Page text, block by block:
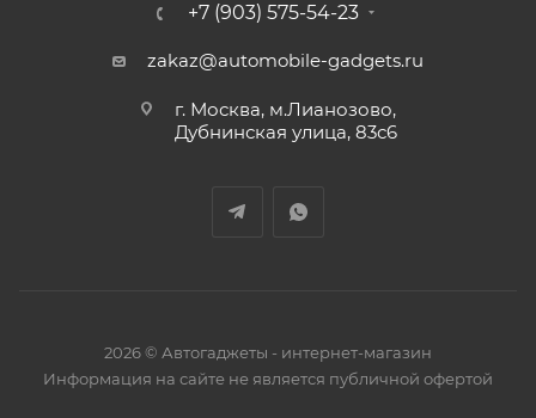
+7 (903) 575-54-23
zakaz@automobile-gadgets.ru
г. Москва, м.Лианозово,
Дубнинская улица, 83с6
2026 © Автогаджеты - интернет-магазин
Информация на сайте не является публичной офертой